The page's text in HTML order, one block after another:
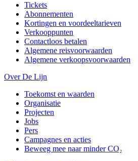
Tickets
Abonnementen
Kortingen en voordeeltarieven
Verkooppunten
Contactloos betalen
Algemene reisvoorwaarden
Algemene verkoopsvoorwaarden
Over De Lijn
Toekomst en waarden
Organisatie
Projecten
Jobs
Pers
Campagnes en acties
Beweeg mee naar minder CO₂